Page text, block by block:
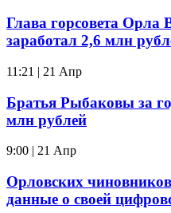
Глава горсовета Орла
заработал 2,6 млн
11:21 | 21 Апр
Братья Рыбаковы за
млн рублей
9:00 | 21 Апр
Орловских
данные о своей